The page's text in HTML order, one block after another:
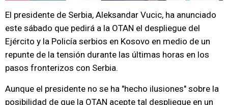
El presidente de Serbia, Aleksandar Vucic, ha anunciado
este sábado que pedirá a la OTAN el despliegue del
Ejército y la Policía serbios en Kosovo en medio de un
repunte de la tensión durante las últimas horas en los
pasos fronterizos con Serbia.
Aunque el presidente no se ha "hecho ilusiones" sobre la
posibilidad de que la OTAN acepte tal despliegue en un